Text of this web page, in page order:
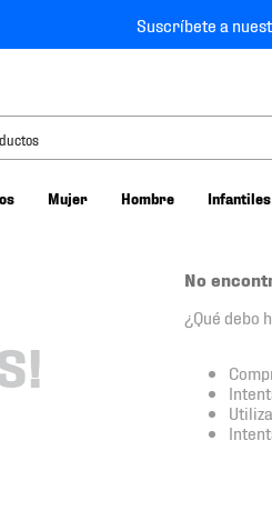
Suscríbete a
Mujer Hombre Infantiles
No
¿Qué debo